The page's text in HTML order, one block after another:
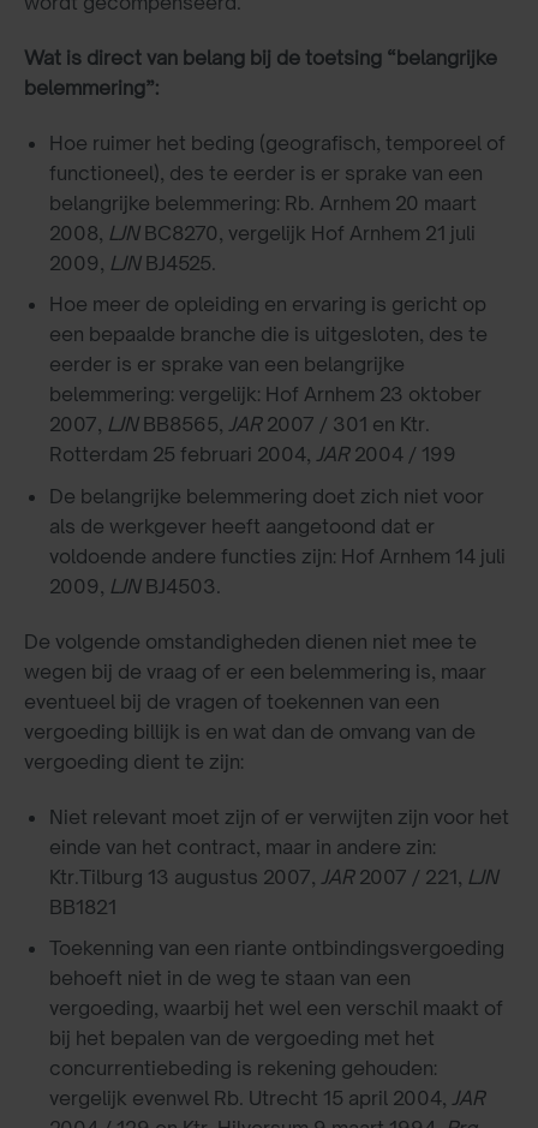
Wat is direct van belang bij de toetsing “belangrijke
belemmering”:
Hoe ruimer het beding (geografisch, temporeel of
functioneel), des te eerder is er sprake van een
belangrijke belemmering: Rb. Arnhem 20 maart
2008, LJNBC8270, vergelijk Hof Arnhem 21 juli
2009, LJNBJ4525.
Hoe meer de opleiding en ervaring is gericht op
een bepaalde branche die is uitgesloten, des te
eerder is er sprake van een belangrijke
belemmering: vergelijk: Hof Arnhem 23 oktober
2007, LJNBB8565, JAR2007 / 301 en Ktr.
Rotterdam 25 februari 2004, JAR2004 / 199
De belangrijke belemmering doet zich niet voor
als de werkgever heeft aangetoond dat er
voldoende andere functies zijn: Hof Arnhem 14 juli
2009, LJNBJ4503.
De volgende omstandigheden dienen niet mee te
wegen bij de vraag of er een belemmering is, maar
eventueel bij de vragen of toekennen van een
vergoeding billijk is en wat dan de omvang van de
vergoeding dient te zijn:
Niet relevant moet zijn of er verwijten zijn voor het
einde van het contract, maar in andere zin:
Ktr.Tilburg 13 augustus 2007, JAR2007 / 221, LJN
BB1821
Toekenning van een riante ontbindingsvergoeding
behoeft niet in de weg te staan van een
vergoeding, waarbij het wel een verschil maakt of
bij het bepalen van de vergoeding met het
concurrentiebeding is rekening gehouden:
vergelijk evenwel Rb. Utrecht 15 april 2004, JAR